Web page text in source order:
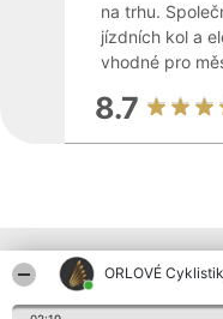
ORLOVÉ
na trhu.
jízdních kol a
vhodné pro
8.7
Ostatní